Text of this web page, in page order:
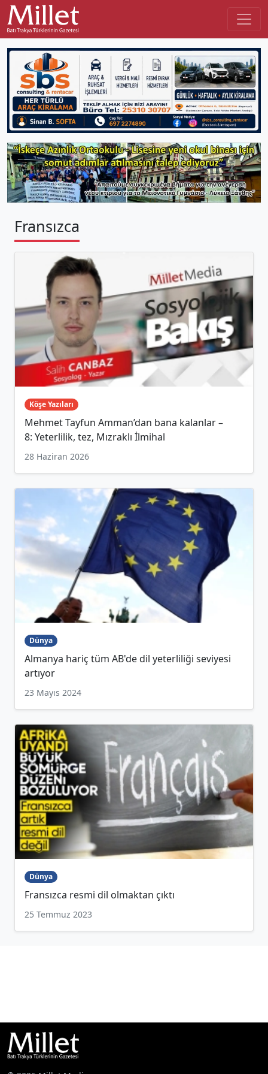
Fransızca
Köşe Yazıları
Mehmet Tayfun Amman’dan bana kalanlar –
8: Yeterlilik, tez, Mızraklı İlmihal
28 Haziran 2026
Dünya
Almanya hariç tüm AB'de dil yeterliliği seviyesi
artıyor
23 Mayıs 2024
Dünya
Fransızca resmi dil olmaktan çıktı
25 Temmuz 2023